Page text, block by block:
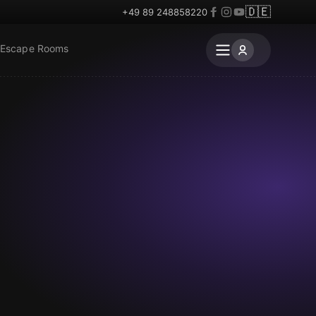
+49 89 248858220 🇩🇪
Rooms